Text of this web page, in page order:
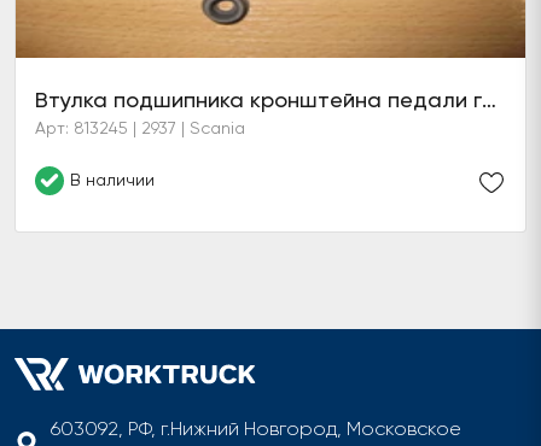
Втулка подшипника кронштейна педали газа
Арт: 813245 | 2937 | Scania
В наличии
603092, РФ, г.Нижний Новгород, Московское